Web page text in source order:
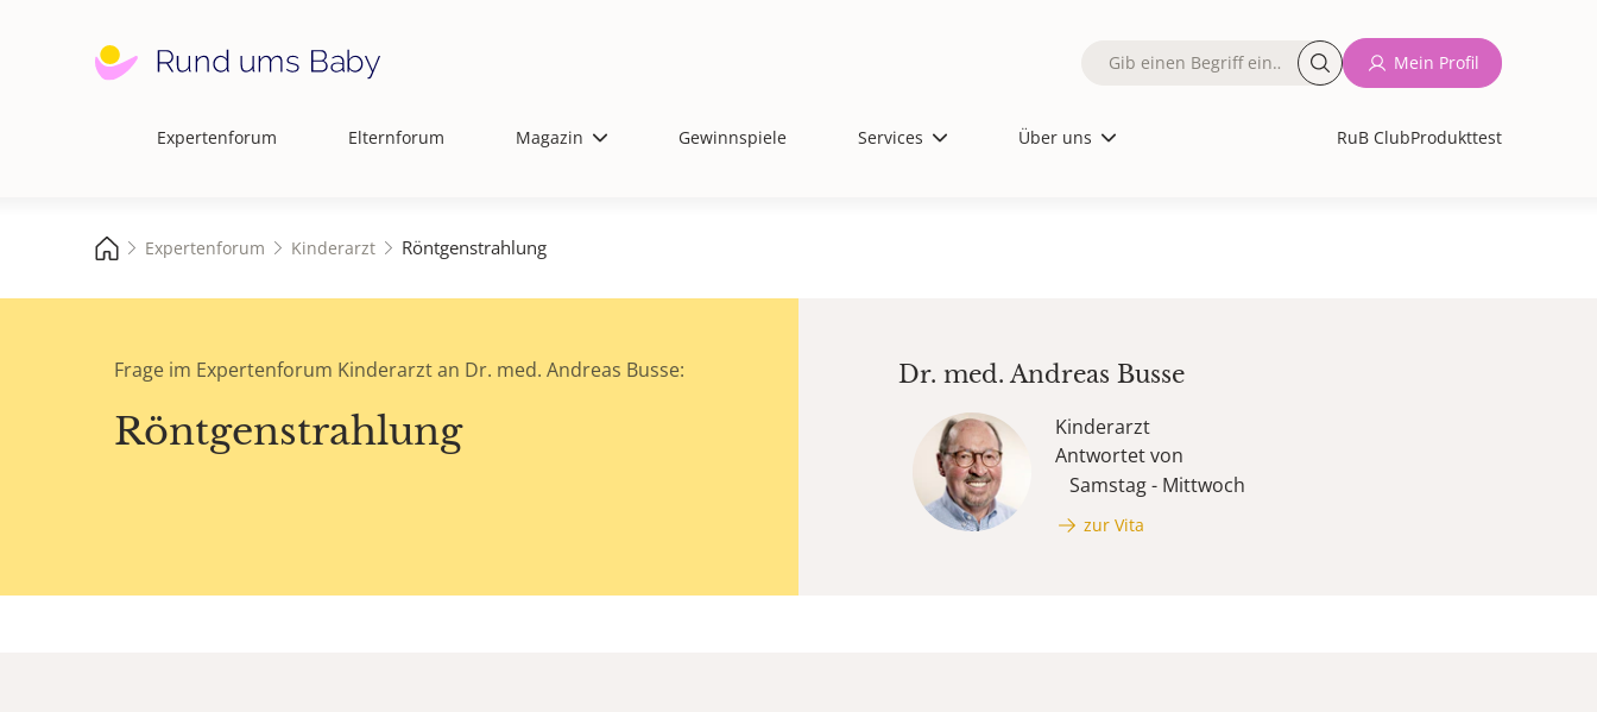
Hauptnavigation
Expertenforum Elternforum Magazin Gewinnspiele Services Über uns RuB ClubProdukttest
Fulltext
Mein Profil
Expertenforum Kinderarzt Röntgenstrahlung
Frage im Expertenforum Kinderarzt an Dr. med. Andreas Busse:
Röntgenstrahlung
Dr. med.Andreas Busse
Kinderarzt
Antwortet von
Samstag - Mittwoch
zur Vita